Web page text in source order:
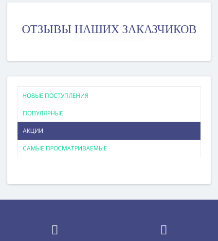
ОТЗЫВЫ НАШИХ ЗАКАЗЧИКОВ
НОВЫЕ ПОСТУПЛЕНИЯ
ПОПУЛЯРНЫЕ
АКЦИИ
САМЫЕ ПРОСМАТРИВАЕМЫЕ